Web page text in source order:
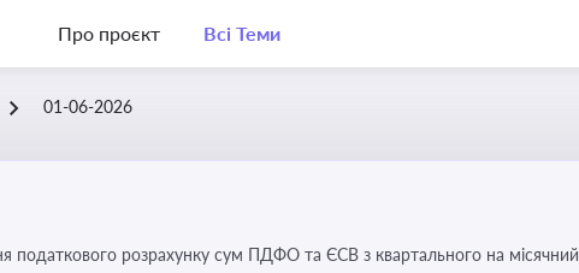
Про проєкт Всі Теми
01-06-2026
податкового розрахунку сум ПДФО та ЄСВ з квартального на місячний